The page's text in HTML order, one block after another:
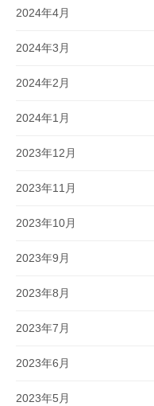
2024年4月
2024年3月
2024年2月
2024年1月
2023年12月
2023年11月
2023年10月
2023年9月
2023年8月
2023年7月
2023年6月
2023年5月